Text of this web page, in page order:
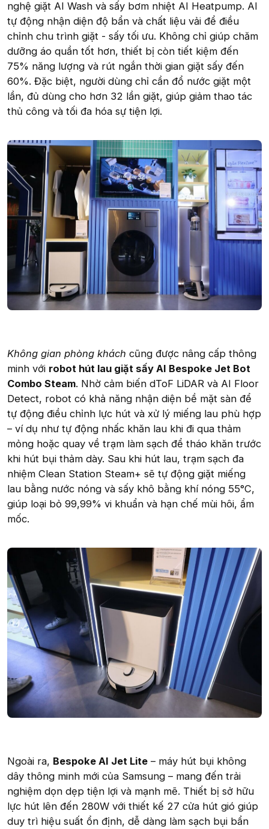
nghệ giặt AI Wash và sấy bơm nhiệt AI Heatpump. AI
tự động nhận diện độ bẩn và chất liệu vải để điều
chỉnh chu trình giặt - sấy tối ưu. Không chỉ giúp chăm
dưỡng áo quần tốt hơn, thiết bị còn tiết kiệm đến
75% năng lượng và rút ngắn thời gian giặt sấy đến
60%. Đặc biệt, người dùng chỉ cần đổ nước giặt một
lần, đủ dùng cho hơn 32 lần giặt, giúp giảm thao tác
thủ công và tối đa hóa sự tiện lợi.
Không gian phòng khách cũng được nâng cấp thông
minh với robot hút lau giặt sấy AI Bespoke Jet Bot
Combo Steam. Nhờ cảm biến dToF LiDAR và AI Floor
Detect, robot có khả năng nhận diện bề mặt sàn để
tự động điều chỉnh lực hút và xử lý miếng lau phù hợp
– ví dụ như tự động nhấc khăn lau khi đi qua thảm
mỏng hoặc quay về trạm làm sạch để tháo khăn trước
khi hút bụi thảm dày. Sau khi hút lau, trạm sạch đa
nhiệm Clean Station Steam+ sẽ tự động giặt miếng
lau bằng nước nóng và sấy khô bằng khí nóng 55°C,
giúp loại bỏ 99,99% vi khuẩn và hạn chế mùi hôi, ẩm
mốc.
Ngoài ra, Bespoke AI Jet Lite – máy hút bụi không
dây thông minh mới của Samsung – mang đến trải
nghiệm dọn dẹp tiện lợi và mạnh mẽ. Thiết bị sở hữu
lực hút lên đến 280W với thiết kế 27 cửa hút gió giúp
duy trì hiệu suất ổn định, dễ dàng làm sạch bụi bẩn